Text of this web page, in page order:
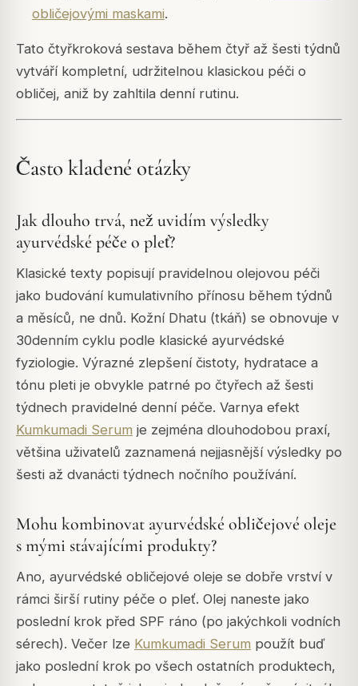
obličejovými maskami.
Tato čtyřkroková sestava během čtyř až šesti týdnů
vytváří kompletní, udržitelnou klasickou péči o
obličej, aniž by zahltila denní rutinu.
Často kladené otázky
Jak dlouho trvá, než uvidím výsledky
ayurvédské péče o pleť?
Klasické texty popisují pravidelnou olejovou péči
jako budování kumulativního přínosu během týdnů
a měsíců, ne dnů. Kožní Dhatu (tkáň) se obnovuje v
30denním cyklu podle klasické ayurvédské
fyziologie. Výrazné zlepšení čistoty, hydratace a
tónu pleti je obvykle patrné po čtyřech až šesti
týdnech pravidelné denní péče. Varnya efekt
Kumkumadi Serum je zejména dlouhodobou praxí,
většina uživatelů zaznamená nejjasnější výsledky po
šesti až dvanácti týdnech nočního používání.
Mohu kombinovat ayurvédské obličejové oleje
s mými stávajícími produkty?
Ano, ayurvédské obličejové oleje se dobře vrství v
rámci širší rutiny péče o pleť. Olej naneste jako
poslední krok před SPF ráno (po jakýchkoli vodních
sérech). Večer lze Kumkumadi Serum použít buď
jako poslední krok po všech ostatních produktech,